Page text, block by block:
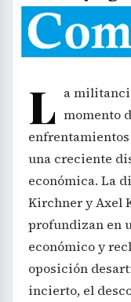
L a
momento
una creciente
económica. La
Kirchner y Axel
profundizan en
económico y
oposición
incierto, el